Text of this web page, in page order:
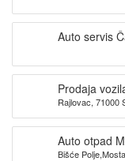
Auto servis
Prodaja
Potočari doo
Rajlovac, 71000
Auto otpad
Bišće